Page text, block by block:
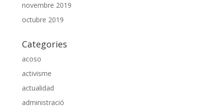
novembre 2019
octubre 2019
Categories
acoso
activisme
actualidad
administració